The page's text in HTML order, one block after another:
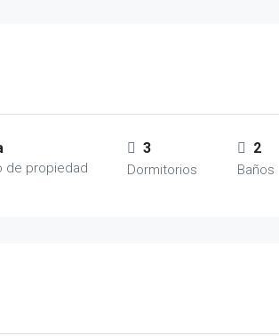
de propiedad
3
Dormitorios
2
Baños